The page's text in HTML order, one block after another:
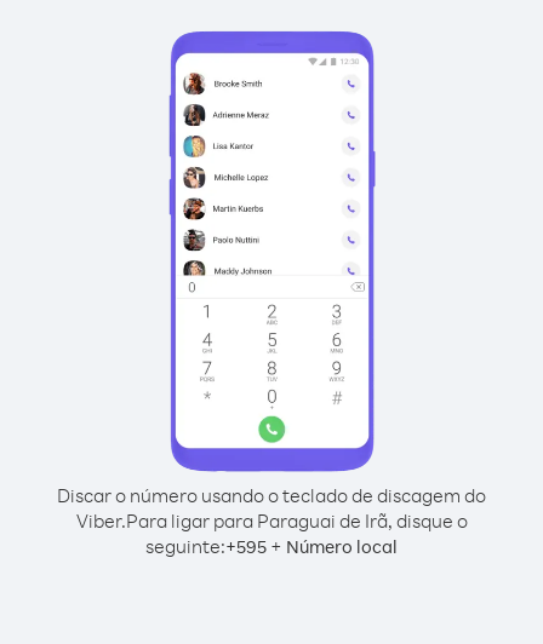
Discar o número usando o teclado de discagem do
Viber.Para ligar para Paraguai de Irã, disque o
seguinte:+595 + Número local